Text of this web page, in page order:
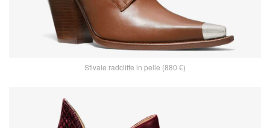
Stivale radcliffe in pelle (880 €)